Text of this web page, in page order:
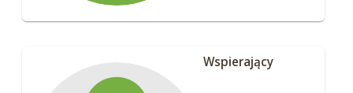
Wspierający